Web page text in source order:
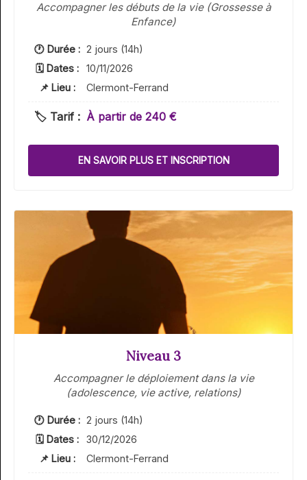
Accompagner les débuts de la vie (Grossesse à
Enfance)
🕐 Durée : 2 jours (14h)
🗓 Dates :
10/11/2026
📌 Lieu :
Clermont-Ferrand
🏷️ Tarif : À partir de 240 €
EN SAVOIR PLUS ET INSCRIPTION
Niveau 3
Accompagner le déploiement dans la vie
(adolescence, vie active, relations)
🕐 Durée : 2 jours (14h)
🗓 Dates :
30/12/2026
📌 Lieu :
Clermont-Ferrand